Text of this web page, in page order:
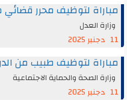
مباراة لتوظيف محرر قضائي
وزارة العدل
11 دجنبر 2025
مباراة لتوظيف طبيب من
وزارة الصحة والحماية الاجتماعية
11 دجنبر 2025